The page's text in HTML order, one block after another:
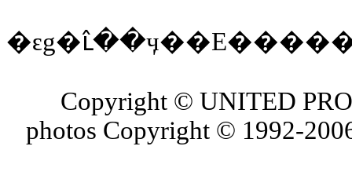
Copyright © UNITED
photos Copyright © 1992-